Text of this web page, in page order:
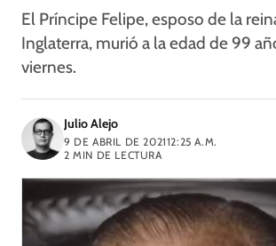
El Príncipe Felipe, esposo de la
Inglaterra, murió a la edad de 99
viernes.
Julio Alejo
9 DE ABRIL DE 202112:25 A.M.
2 MIN DE LECTURA